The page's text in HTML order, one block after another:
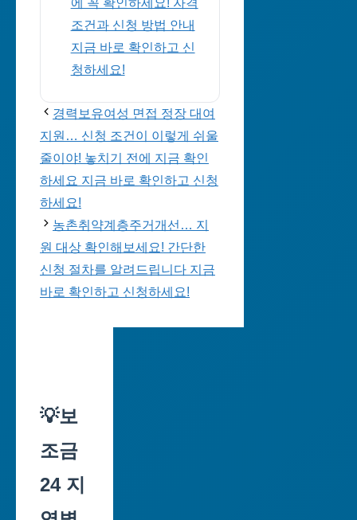
조건과 신청 방법 안내
지금 바로 확인하고 신
청하세요!
경력보유여성 면접 정장 대여
지원… 신청 조건이 이렇게 쉬울
줄이야! 놓치기 전에 지금 확인
하세요 지금 바로 확인하고 신청
하세요!
농촌취약계층주거개선… 지
원 대상 확인해보세요! 간단한
신청 절차를 알려드립니다 지금
바로 확인하고 신청하세요!
💡보
조금
24 지